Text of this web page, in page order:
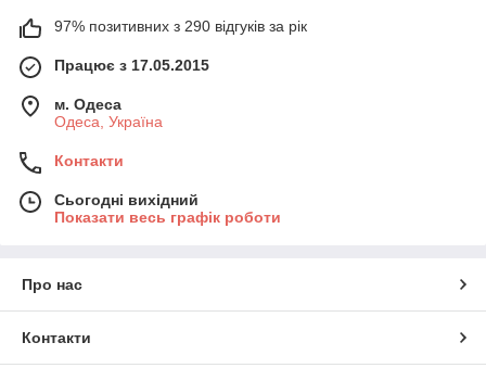
97% позитивних з 290 відгуків за рік
Працює з 17.05.2015
м. Одеса
Одеса, Україна
Контакти
Сьогодні вихідний
Показати весь графік роботи
Про нас
Контакти